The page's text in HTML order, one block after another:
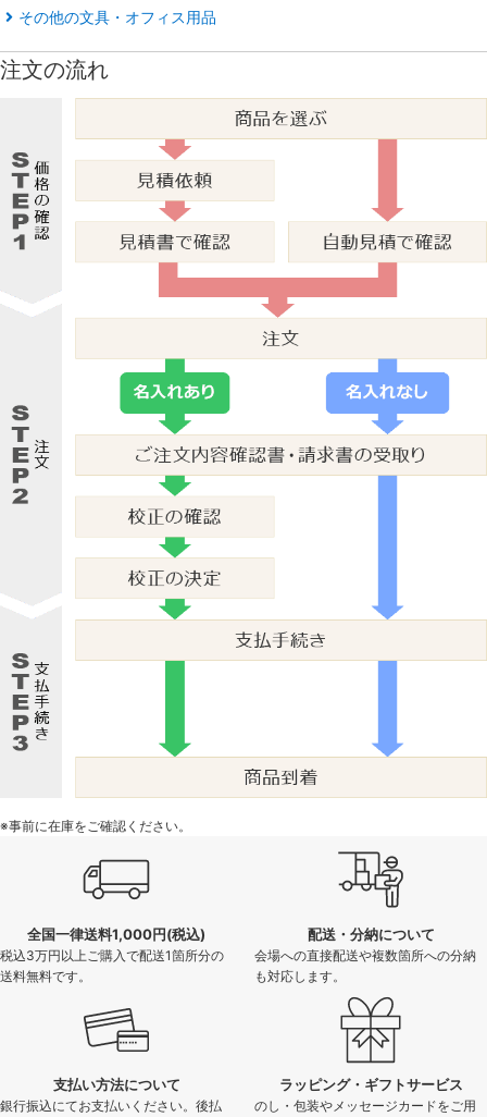
その他の文具・オフィス用品
注文の流れ
※事前に在庫をご確認ください。
全国一律送料1,000円(税込)
税込3万円以上ご購入で配送1箇所分の
送料無料です。
配送・分納について
会場への直接配送や複数箇所への分納
も対応します。
支払い方法について
銀行振込にてお支払いください。後払
ラッピング・ギフトサービス
のし・包装やメッセージカードをご用